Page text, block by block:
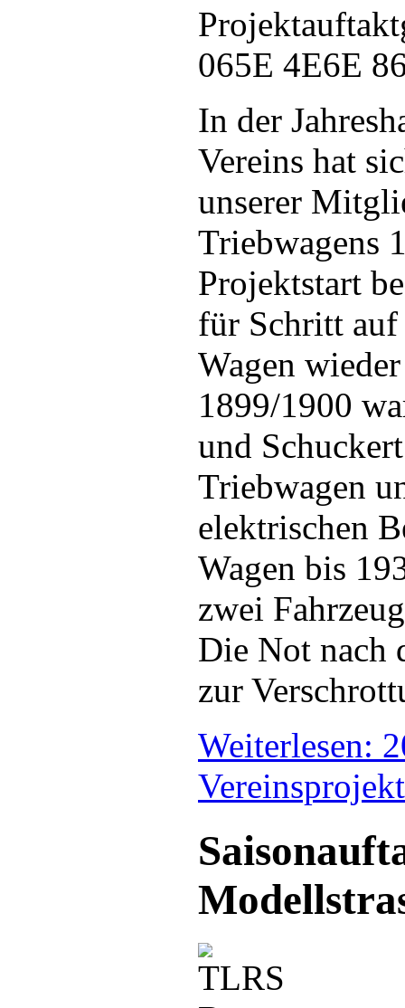
In der
Vereins hat
unserer
Triebwagens
Projektstart
für Schritt auf
Wagen
1899/1900
und
Triebwagen
elektrischen
Wagen bis
zwei
Die Not nach
zur
Weiterlesen: